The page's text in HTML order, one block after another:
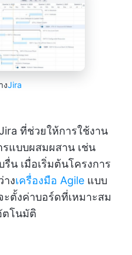
งJira
ที่ช่วยให้การใช้งาน
รแบบผสมผสาน เช่น
รื่น เมื่อเริ่มต้นโครงการ
งเครื่องมือ Agile แบบ
ตั้งค่าบอร์ดที่เหมาะสม
ตโนมัติ